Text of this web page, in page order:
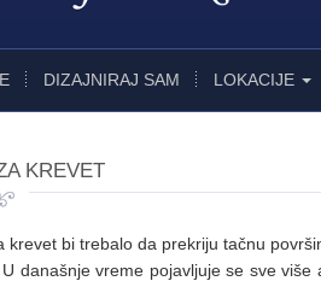
DIZAJNIRAJ SAM LOKACIJE
KREVET
krevet bi trebalo da prekriju tačnu
današnje vreme pojavljuje se sve više